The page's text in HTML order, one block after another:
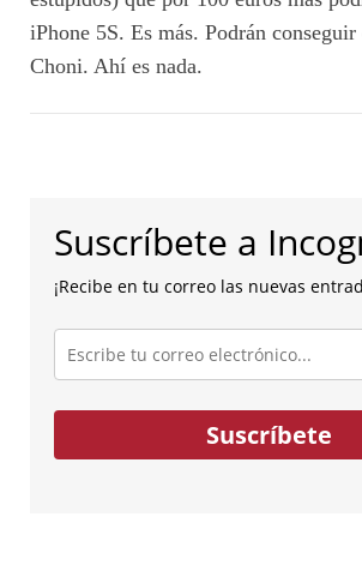
iPhone 5S. Es más. Podrán
Choni. Ahí es nada.
Suscríbete a
¡Recibe en tu correo las nuevas
Escribe
tu
correo
electrónico...
Suscríbete